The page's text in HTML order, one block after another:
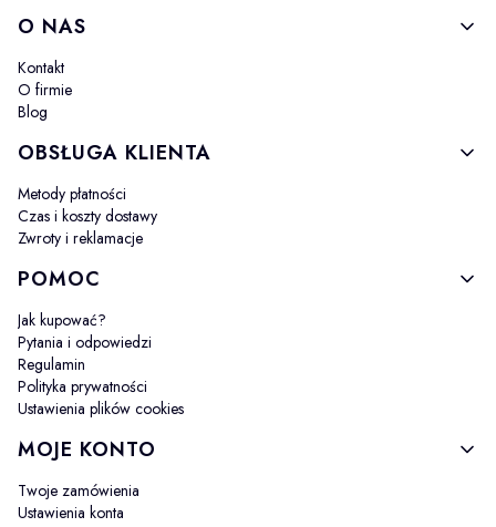
Linki w stopce
O NAS
Kontakt
O firmie
Blog
OBSŁUGA KLIENTA
Metody płatności
Czas i koszty dostawy
Zwroty i reklamacje
POMOC
Jak kupować?
Pytania i odpowiedzi
Regulamin
Polityka prywatności
Ustawienia plików cookies
MOJE KONTO
Twoje zamówienia
Ustawienia konta